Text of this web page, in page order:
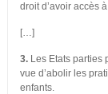
droit d’avoir accès
[…]
3.Les Etats parties
vue d’abolir les
enfants.